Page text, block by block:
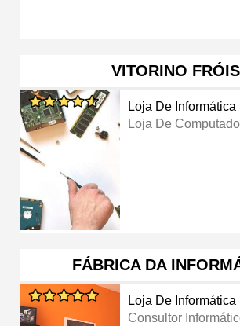
VITORINO FRÓIS
Loja De Informática
Loja De
FÁBRICA DA
Loja De Informática
Consultor